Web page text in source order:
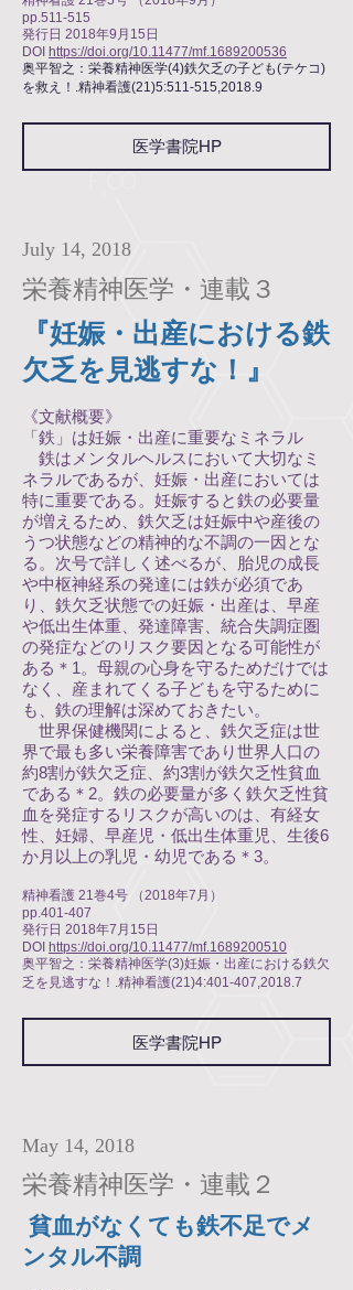
pp.511-515
発行日 2018年9月15日
DOI https://doi.org/10.11477/mf.1689200536
奥平智之：栄養精神医学(4)鉄欠乏の子ども(テケコ)
を救え！.精神看護(21)5:511-515,2018.9
医学書院HP
July 14, 2018
栄養精神医学・連載３
『妊娠・出産における鉄
欠乏を見逃すな！』
《文献概要》
「鉄」は妊娠・出産に重要なミネラル
鉄はメンタルヘルスにおいて大切なミ
ネラルであるが、妊娠・出産においては
特に重要である。妊娠すると鉄の必要量
が増えるため、鉄欠乏は妊娠中や産後の
うつ状態などの精神的な不調の一因とな
る。次号で詳しく述べるが、胎児の成長
や中枢神経系の発達には鉄が必須であ
り、鉄欠乏状態での妊娠・出産は、早産
や低出生体重、発達障害、統合失調症圏
の発症などのリスク要因となる可能性が
ある＊1。母親の心身を守るためだけでは
なく、産まれてくる子どもを守るために
も、鉄の理解は深めておきたい。
世界保健機関によると、鉄欠乏症は世
界で最も多い栄養障害であり世界人口の
約8割が鉄欠乏症、約3割が鉄欠乏性貧血
である＊2。鉄の必要量が多く鉄欠乏性貧
血を発症するリスクが高いのは、有経女
性、妊婦、早産児・低出生体重児、生後6
か月以上の乳児・幼児である＊3。
精神看護 21巻4号 （2018年7月）
pp.401-407
発行日 2018年7月15日
DOI https://doi.org/10.11477/mf.1689200510
奥平智之：栄養精神医学(3)妊娠・出産における鉄欠
乏を見逃すな！.精神看護(21)4:401-407,2018.7
医学書院HP
May 14, 2018
栄養精神医学・連載２
貧血がなくても鉄不足でメ
ンタル不調